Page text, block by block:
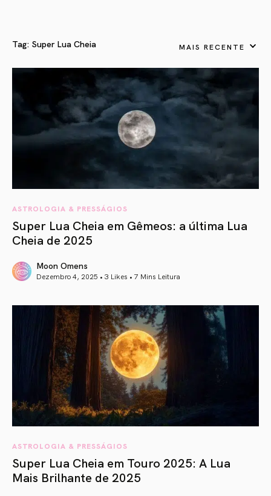
Tag: Super Lua Cheia MAIS RECENTE
ASTROLOGIA & PRESSÁGIOS
Super Lua Cheia em Gêmeos: a última Lua
Cheia de 2025
Moon Omens
Dezembro 4, 2025 • 3 Likes • 7 Mins Leitura
ASTROLOGIA & PRESSÁGIOS
Super Lua Cheia em Touro 2025: A Lua
Mais Brilhante de 2025